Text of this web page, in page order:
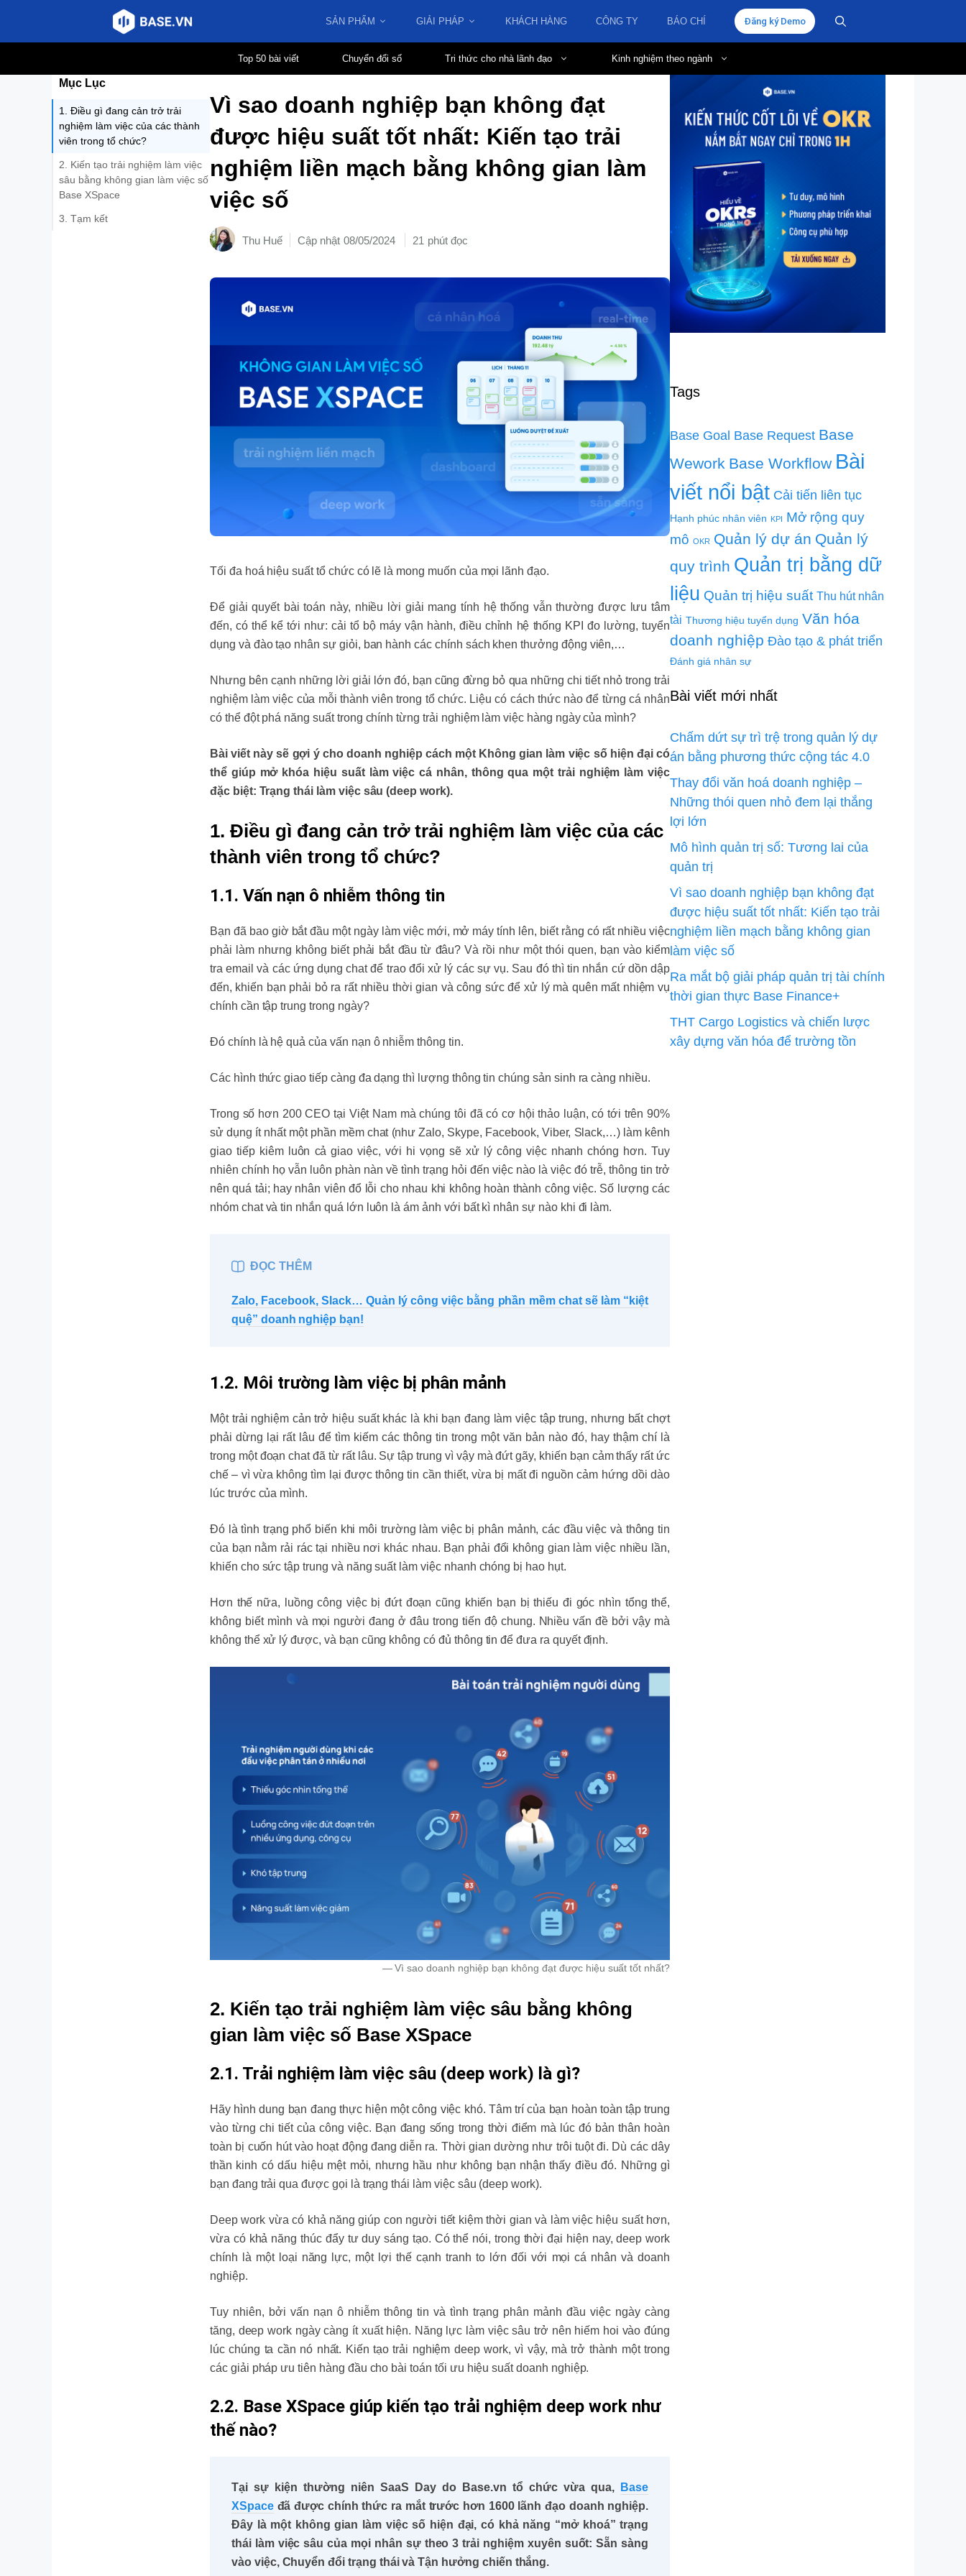
SẢN PHẨM GIẢI PHÁP KHÁCH HÀNG CÔNG TY BÁO CHÍ Đăng ký Demo
Top 50 bài viết Chuyển đổi số Tri thức cho nhà lãnh đạo Kinh nghiệm theo ngành
Vì sao doanh nghiệp bạn không đạt
được hiệu suất tốt nhất: Kiến tạo trải
nghiệm liền mạch bằng không gian làm
việc số
Thu Huế 08/05/2024 21
Tối đa hoá hiệu suất tổ chức có lẽ là mong muốn của mọi lãnh đạo.
Để giải quyết bài toán này, nhiều lời giải mang tính hệ thống vẫn thường được lưu tâm
đến, có thể kể tới như: cải tổ bộ máy vận hành, điều chỉnh hệ thống KPI đo lường, tuyển
dụng và đào tạo nhân sự giỏi, ban hành các chính sách khen thưởng động viên,…
Nhưng bên cạnh những lời giải lớn đó, bạn cũng đừng bỏ qua những chi tiết nhỏ trong trải
nghiệm làm việc của mỗi thành viên trong tổ chức. Liệu có cách thức nào để từng cá nhân
có thể đột phá năng suất trong chính từng trải nghiệm làm việc hàng ngày của mình?
Bài viết này sẽ gợi ý cho doanh nghiệp cách một Không gian làm việc số hiện đại có
thể giúp mở khóa hiệu suất làm việc cá nhân, thông qua một trải nghiệm làm việc
đặc biệt: Trạng thái làm việc sâu (deep work).
1. Điều gì đang cản trở trải nghiệm làm việc của các
thành viên trong tổ chức?
1.1. Vấn nạn ô nhiễm thông tin
Bạn đã bao giờ bắt đầu một ngày làm việc mới, mở máy tính lên, biết rằng có rất nhiều việc
phải làm nhưng không biết phải bắt đầu từ đâu? Và rồi như một thói quen, bạn vào kiểm
tra email và các ứng dụng chat để trao đổi xử lý các sự vụ. Sau đó thì tin nhắn cứ dồn dập
đến, khiến bạn phải bỏ ra rất nhiều thời gian và công sức để xử lý mà quên mất nhiệm vụ
chính cần tập trung trong ngày?
Đó chính là hệ quả của vấn nạn ô nhiễm thông tin.
Các hình thức giao tiếp càng đa dạng thì lượng thông tin chúng sản sinh ra càng nhiều.
Trong số hơn 200 CEO tại Việt Nam mà chúng tôi đã có cơ hội thảo luận, có tới trên 90%
sử dụng ít nhất một phần mềm chat (như Zalo, Skype, Facebook, Viber, Slack,…) làm kênh
giao tiếp kiêm luôn cả giao việc, với hi vọng sẽ xử lý công việc nhanh chóng hơn. Tuy
nhiên chính họ vẫn luôn phàn nàn về tình trạng hỏi đến việc nào là việc đó trễ, thông tin trở
nên quá tải; hay nhân viên đổ lỗi cho nhau khi không hoàn thành công việc. Số lượng các
nhóm chat và tin nhắn quá lớn luôn là ám ảnh với bất kì nhân sự nào khi đi làm.
ĐỌC THÊM
Zalo, Facebook, Slack… Quản lý công việc bằng phần mềm chat sẽ làm “kiệt
quệ” doanh nghiệp bạn!
1.2. Môi trường làm việc bị phân mảnh
Một trải nghiệm cản trở hiệu suất khác là khi bạn đang làm việc tập trung, nhưng bất chợt
phải dừng lại rất lâu để tìm kiếm các thông tin trong một văn bản nào đó, hay thậm chí là
trong một đoạn chat đã từ rất lâu. Sự tập trung vì vậy mà đứt gãy, khiến bạn cảm thấy rất ức
chế – vì vừa không tìm lại được thông tin cần thiết, vừa bị mất đi nguồn cảm hứng dồi dào
lúc trước của mình.
Đó là tình trạng phổ biến khi môi trường làm việc bị phân mảnh, các đầu việc và thông tin
của bạn nằm rải rác tại nhiều nơi khác nhau. Bạn phải đổi không gian làm việc nhiều lần,
khiến cho sức tập trung và năng suất làm việc nhanh chóng bị hao hụt.
Hơn thế nữa, luồng công việc bị đứt đoạn cũng khiến bạn bị thiếu đi góc nhìn tổng thể,
không biết mình và mọi người đang ở đâu trong tiến độ chung. Nhiều vấn đề bởi vậy mà
không thể xử lý được, và bạn cũng không có đủ thông tin để đưa ra quyết định.
Vì sao doanh nghiệp bạn không đạt được hiệu suất tốt nhất?
2. Kiến tạo trải nghiệm làm việc sâu bằng không
gian làm việc số Base XSpace
2.1. Trải nghiệm làm việc sâu (deep work) là gì?
Hãy hình dung bạn đang thực hiện một công việc khó. Tâm trí của bạn hoàn toàn tập trung
vào từng chi tiết của công việc. Bạn đang sống trong thời điểm mà lúc đó bản thân hoàn
toàn bị cuốn hút vào hoạt động đang diễn ra. Thời gian dường như trôi tuột đi. Dù các dây
thần kinh có dấu hiệu mệt mỏi, nhưng hầu như không bạn nhận thấy điều đó. Những gì
bạn đang trải qua được gọi là trạng thái làm việc sâu (deep work).
Deep work vừa có khả năng giúp con người tiết kiệm thời gian và làm việc hiệu suất hơn,
vừa có khả năng thúc đẩy tư duy sáng tạo. Có thể nói, trong thời đại hiện nay, deep work
chính là một loại năng lực, một lợi thế cạnh tranh to lớn đối với mọi cá nhân và doanh
nghiệp.
Tuy nhiên, bởi vấn nạn ô nhiễm thông tin và tình trạng phân mảnh đầu việc ngày càng
tăng, deep work ngày càng ít xuất hiện. Năng lực làm việc sâu trở nên hiếm hoi vào đúng
lúc chúng ta cần nó nhất. Kiến tạo trải nghiệm deep work, vì vậy, mà trở thành một trong
các giải pháp ưu tiên hàng đầu cho bài toán tối ưu hiệu suất doanh nghiệp.
2.2. Base XSpace giúp kiến tạo trải nghiệm deep work như
thế nào?
Tại sự kiện thường niên SaaS Day do Base.vn tổ chức vừa qua,
Base
XSpaceđã được chính thức ra mắt trước hơn 1600 lãnh đạo doanh nghiệp.
Đây là một không gian làm việc số hiện đại, có khả năng “mở khoá” trạng
thái làm việc sâu của mọi nhân sự theo 3 trải nghiệm xuyên suốt: Sẵn sàng
vào việc, Chuyển đổi trạng thái và Tận hưởng chiến thắng.
Mục Lục
1. Điều gì đang cản trở trải
nghiệm làm việc của các thành
viên trong tổ chức?
2. Kiến tạo trải nghiệm làm việc
sâu bằng không gian làm việc số
Base XSpace
3. Tạm kết
Tags
Base Goal Base Request Base
Wework Base Workflow Bài
viết nổi bật Cải tiến liên tục
Hạnh phúc nhân viên KPI Mở rộng quy
mô OKR Quản lý dự án Quản lý
quy trình Quản trị bằng dữ
liệu Quản trị hiệu suất Thu hút nhân
tài Thương hiệu tuyển dụng Văn hóa
doanh nghiệp Đào tạo & phát triển
Đánh giá nhân sự
Bài viết mới nhất
Chấm dứt sự trì trệ trong quản lý dự
án bằng phương thức cộng tác 4.0
Thay đổi văn hoá doanh nghiệp –
Những thói quen nhỏ đem lại thắng
lợi lớn
Mô hình quản trị số: Tương lai của
quản trị
Vì sao doanh nghiệp bạn không đạt
được hiệu suất tốt nhất: Kiến tạo trải
nghiệm liền mạch bằng không gian
làm việc số
Ra mắt bộ giải pháp quản trị tài chính
thời gian thực Base Finance+
THT Cargo Logistics và chiến lược
xây dựng văn hóa để trường tồn